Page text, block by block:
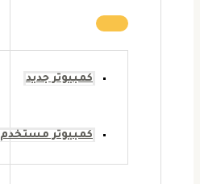
كمبيوتر جديد
كمبيوتر مستخدم